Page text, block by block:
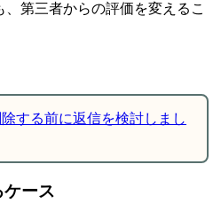
第三者からの評価を変えるこ
する前に返信を検討しまし
ース